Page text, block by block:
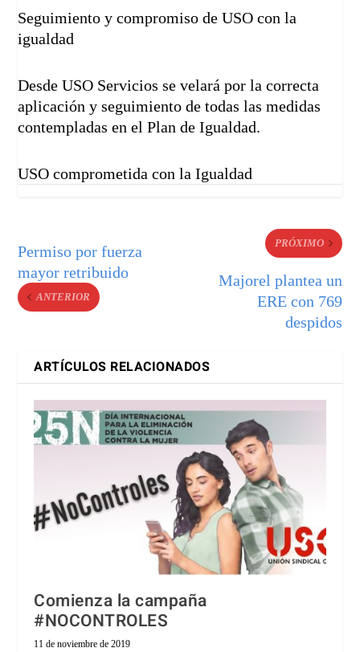
Seguimiento y compromiso de USO con la
igualdad
Desde USO Servicios se velará por la correcta
aplicación y seguimiento de todas las medidas
contempladas en el Plan de Igualdad.
USO comprometida con la Igualdad
Permiso por fuerza
mayor retribuido
ANTERIOR
PRÓXIMO
Majorel plantea un
ERE con 769
despidos
ARTÍCULOS RELACIONADOS
Comienza la campaña
#NOCONTROLES
11 de noviembre de 2019